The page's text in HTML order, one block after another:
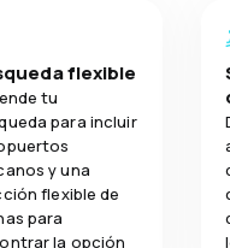
flexible
tu
para incluir
y una
flexible de
para
la opción